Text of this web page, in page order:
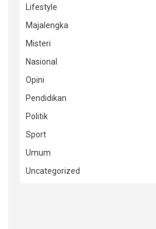
Lifestyle
Majalengka
Misteri
Nasional
Opini
Pendidikan
Politik
Sport
Umum
Uncategorized